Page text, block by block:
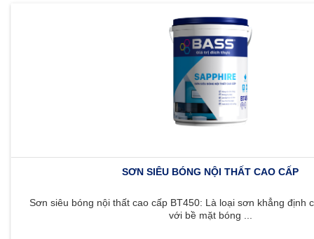
SƠN SIÊU BÓNG NỘI THẤT CAO CẤP
Sơn siêu bóng nội thất cao cấp BT450: Là loại sơn khẳng định
với bề mặt bóng ...